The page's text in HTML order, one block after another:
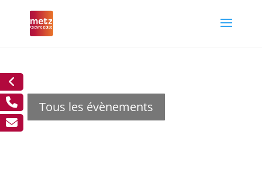
Tous les évènements